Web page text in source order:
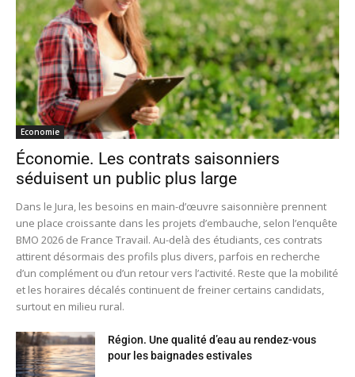
Economie
Économie. Les contrats saisonniers
séduisent un public plus large
Dans le Jura, les besoins en main-d’œuvre saisonnière prennent
une place croissante dans les projets d’embauche, selon l’enquête
BMO 2026 de France Travail. Au-delà des étudiants, ces contrats
attirent désormais des profils plus divers, parfois en recherche
d’un complément ou d’un retour vers l’activité. Reste que la mobilité
et les horaires décalés continuent de freiner certains candidats,
surtout en milieu rural.
Région. Une qualité d’eau au rendez-vous
pour les baignades estivales